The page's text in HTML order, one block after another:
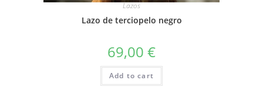
Lazos
Lazo de terciopelo negro
69,00 €
Add to cart